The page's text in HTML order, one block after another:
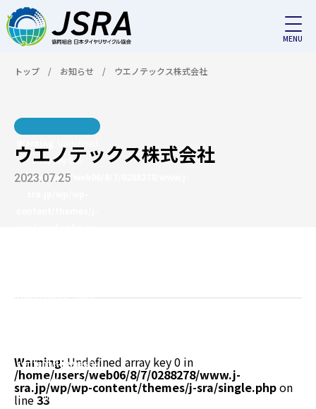
トップ / お知らせ / ウエノテックス株式会社
array key 0 in
/home/users/web06/8/7/0288278/www.j-
read property "name"
content/themes/j-
sra/single.phpon
line 18
ウエノテックス株式会社
2023.07.25
Warning: Undefined array key 0 in
/home/users/web06/8/7/0288278/www.j-
sra.jp/wp/wp-content/themes/j-sra/single.phpon
line33